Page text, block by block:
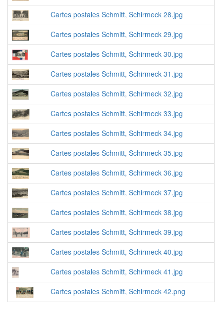
Cartes postales Schmitt, Schirmeck 28.jpg
Cartes postales Schmitt, Schirmeck 29.jpg
Cartes postales Schmitt, Schirmeck 30.jpg
Cartes postales Schmitt, Schirmeck 31.jpg
Cartes postales Schmitt, Schirmeck 32.jpg
Cartes postales Schmitt, Schirmeck 33.jpg
Cartes postales Schmitt, Schirmeck 34.jpg
Cartes postales Schmitt, Schirmeck 35.jpg
Cartes postales Schmitt, Schirmeck 36.jpg
Cartes postales Schmitt, Schirmeck 37.jpg
Cartes postales Schmitt, Schirmeck 38.jpg
Cartes postales Schmitt, Schirmeck 39.jpg
Cartes postales Schmitt, Schirmeck 40.jpg
Cartes postales Schmitt, Schirmeck 41.jpg
Cartes postales Schmitt, Schirmeck 42.png